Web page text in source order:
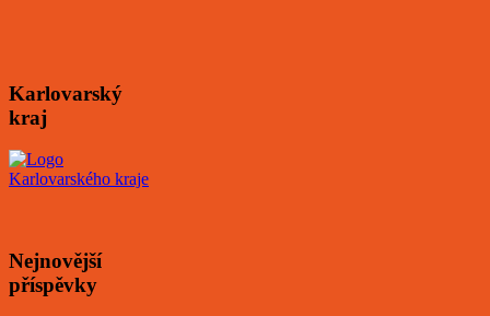
Karlovarský
kraj
Nejnovější
příspěvky